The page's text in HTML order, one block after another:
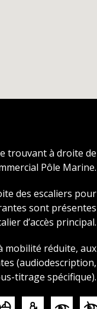
trouvant à droite de
Pôle Marine.
des escaliers pour
sont présentes
d’accès principal.
mobilité réduite, aux
(audiodescription,
titrage spécifique).